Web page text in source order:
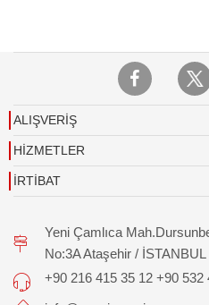
ALIŞVERİŞ
HİZMETLER
İRTİBAT
Yeni Çamlıca
No:3A Ataşehir / İSTANBUL
+90 216 415 35 12 +90 532